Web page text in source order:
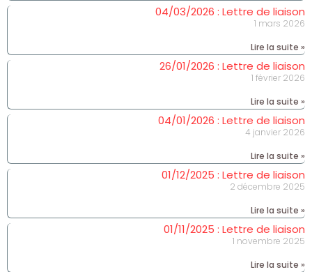
04/03/2026 : Lettre de liaison
1 mars 2026
Lire la suite »
26/01/2026 : Lettre de liaison
1 février 2026
Lire la suite »
04/01/2026 : Lettre de liaison
4 janvier 2026
Lire la suite »
01/12/2025 : Lettre de liaison
2 décembre 2025
Lire la suite »
01/11/2025 : Lettre de liaison
1 novembre 2025
Lire la suite »